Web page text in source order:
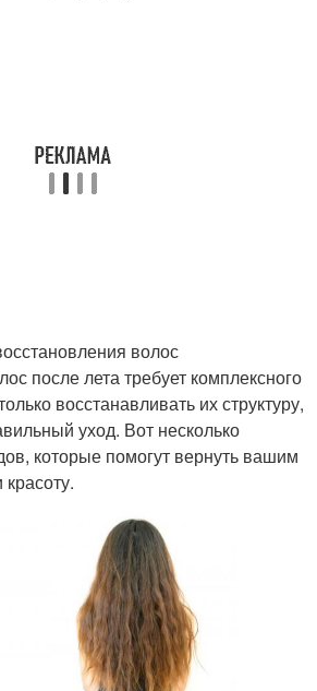
Маска в домашних
условиях
Маски для жирной кожи
Домашние маски
волос
после лета требует комплексного
восстанавливать их структуру,
уход. Вот несколько
которые помогут вернуть вашим